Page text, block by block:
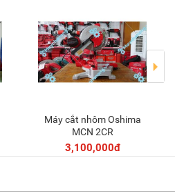
Thêm vào giỏ
Máy cắt nhôm Oshima
MCN 2CR
3,100,000đ